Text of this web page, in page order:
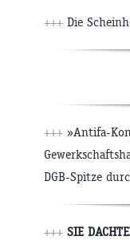
+++ Die
+++ »Antifa-
DGB-Spitze
+++ SIE